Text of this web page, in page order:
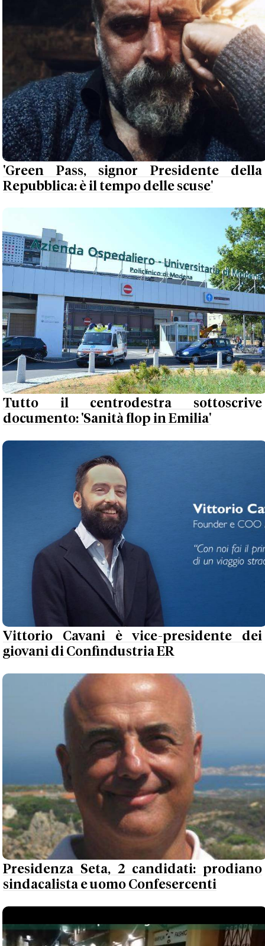
'Green Pass, signor Presidente della
Repubblica: è il tempo delle scuse'
Tutto il centrodestra sottoscrive
documento: 'Sanità flop in Emilia'
Vittorio Cavani è vice-presidente dei
giovani di Confindustria ER
Presidenza Seta, 2 candidati: prodiano
sindacalista e uomo Confesercenti